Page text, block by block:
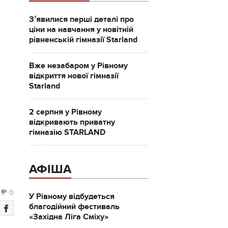
0
Зʼявилися перші деталі про
ціни на навчання у новітній
рівненській гімназії Starland
Вже незабаром у Рівному
відкриття нової гімназії
Starland
2 серпня у Рівному
відкривають приватну
гімназію STARLAND
АФІША
У Рівному відбудеться
благодійний фестиваль
«Західна Ліга Сміху»